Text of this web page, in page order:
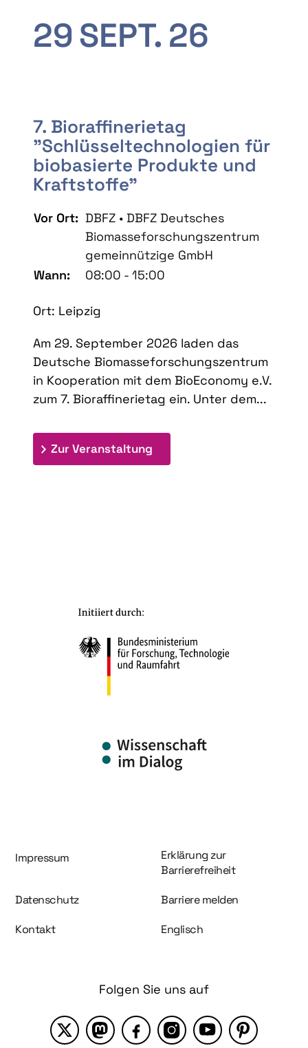
29SEPT. 26
7. Bioraffinerietag
"Schlüsseltechnologien für
biobasierte Produkte und
Kraftstoffe"
Vor Ort: DBFZ • DBFZ Deutsches
Biomasseforschungszentrum
gemeinnützige GmbH
Wann:
08:00 - 15:00
Ort: Leipzig
Am 29. September 2026 laden das
Deutsche Biomasseforschungszentrum
in Kooperation mit dem BioEconomy e.V.
zum 7. Bioraffinerietag ein. Unter dem...
Zur Veranstaltung
Information und Service
Impressum
Erklärung zur
Barrierefreiheit
Datenschutz Barriere melden
Kontakt Englisch
Folgen Sie uns auf